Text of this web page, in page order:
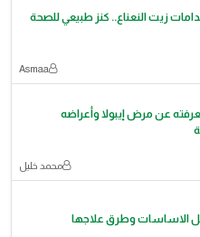
زيت النعناع.. كنز طبيعي للصحة
Asmaa
عن مرض إيبولا وأعراضه
محمد خليل
الاساسات وطرق علاجها